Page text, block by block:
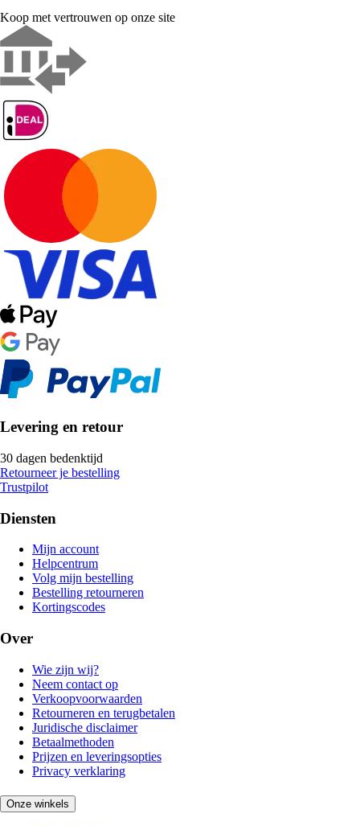
Koop met vertrouwen op onze site
Levering en retour
30 dagen bedenktijd
Retourneer je bestelling
Trustpilot
Diensten
Mijn account
Helpcentrum
Volg mijn bestelling
Bestelling retourneren
Kortingscodes
Over
Wie zijn wij?
Neem contact op
Verkoopvoorwaarden
Retourneren en terugbetalen
Juridische disclaimer
Betaalmethoden
Prijzen en leveringsopties
Privacy verklaring
Onze winkels